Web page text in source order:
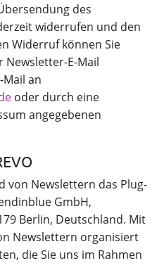
des
widerrufen und den
Widerruf können Sie
Newsletter-E-Mail
an
oder durch eine
angegebenen
von Newslettern das Plug-
GmbH,
Berlin, Deutschland. Mit
Newslettern organisiert
die Sie uns im Rahmen